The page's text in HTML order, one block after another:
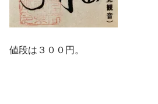
値段は３００円。